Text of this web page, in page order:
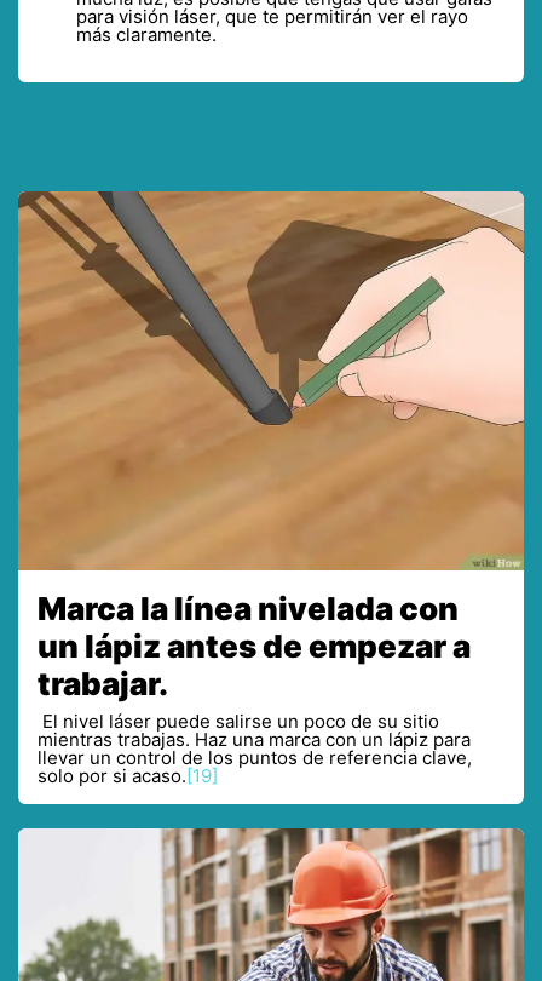
para visión láser, que te permitirán ver el rayo
más claramente.
Marca la línea nivelada con
un lápiz antes de empezar a
trabajar.
El nivel láser puede salirse un poco de su sitio
mientras trabajas. Haz una marca con un lápiz para
llevar un control de los puntos de referencia clave,
solo por si acaso.[19]